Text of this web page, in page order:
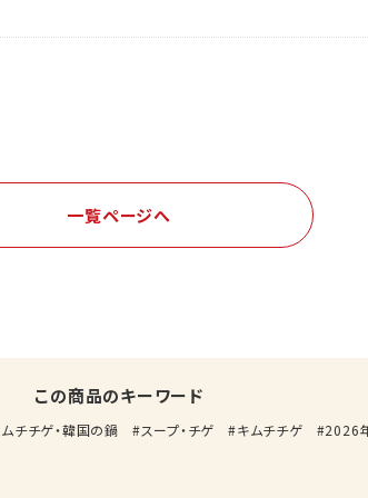
一覧ページへ
この商品のキーワード
チチゲ・韓国の鍋 スープ・チゲ キムチチゲ
2026